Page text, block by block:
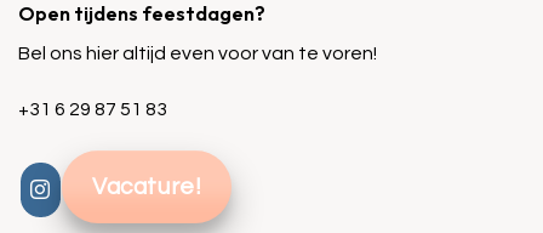
Open tijdens feestdagen?
Bel ons hier altijd even voor van te voren!
+31 6 29 87 51 83
Vacature!